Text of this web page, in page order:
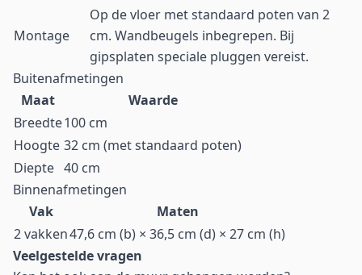
Montage
Op de vloer met standaard poten van 2
cm. Wandbeugels inbegrepen. Bij
gipsplaten speciale pluggen vereist.
Buitenafmetingen
Maat
Waarde
Breedte100 cm
Hoogte 32 cm (met standaard poten)
Diepte 40 cm
Binnenafmetingen
Vak
Maten
2 vakken47,6 cm (b) × 36,5 cm (d) × 27 cm (h)
Veelgestelde vragen